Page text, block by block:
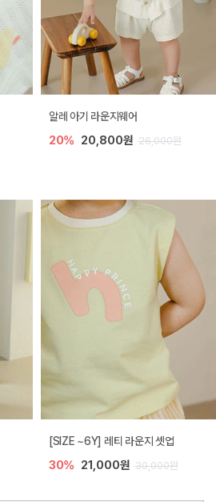
알레 아기 라운지웨어
20% 20,800원 26,000원
[SIZE ~6Y] 레티 라운지 셋업
30% 21,000원 30,000원